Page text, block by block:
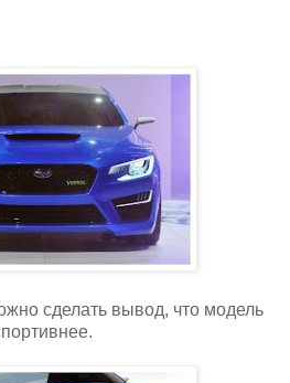
сделать вывод, что модель